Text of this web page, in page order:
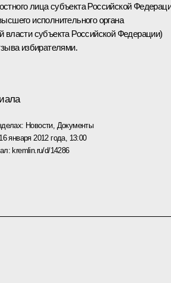
лица субъекта Российской
исполнительного органа
власти субъекта Российской Федерации)
избирателями.
Новости, Документы
16 января 2012 года, 13:00
kremlin.ru/d/14286